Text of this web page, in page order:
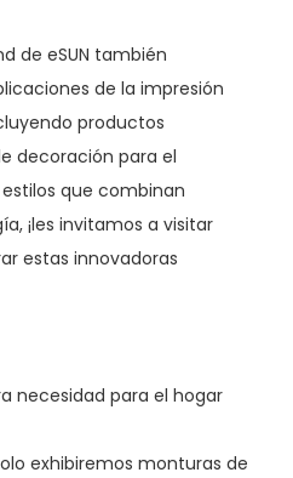
de eSUN también
de la impresión
productos
decoración para el
que combinan
¡les invitamos a visitar
estas innovadoras
exhibiremos monturas de